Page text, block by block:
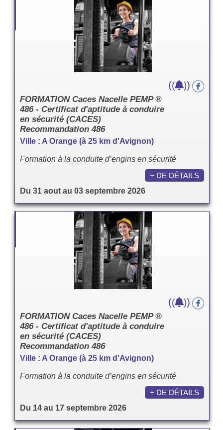
FORMATION Caces Nacelle PEMP ®
486 - Certificat d'aptitude à conduire
en sécurité (CACES)
Recommandation 486
Ville : A Orange (à 25 km d'Avignon)
Formation à la conduite d’engins en sécurité
Du 31 aout au 03 septembre 2026
(( ))
+ DE DÉTAILS
FORMATION Caces Nacelle PEMP ®
486 - Certificat d'aptitude à conduire
en sécurité (CACES)
Recommandation 486
Ville : A Orange (à 25 km d'Avignon)
Formation à la conduite d’engins en sécurité
Du 14 au 17 septembre 2026
(( ))
+ DE DÉTAILS